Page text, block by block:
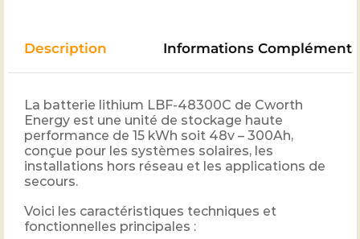
Description Informations
La batterie lithium LBF-48300C de Cworth
Energy est une unité de stockage haute
performance de 15 kWh soit 48v – 300Ah,
conçue pour les systèmes solaires, les
installations hors réseau et les applications de
secours.
Voici les caractéristiques techniques et
fonctionnelles principales :